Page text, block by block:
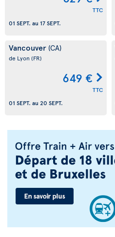
TTC
01 SEPT. au 17 SEPT.
Vancouver (CA)
de Lyon (FR)
649 €
TTC
01 SEPT. au 20 SEPT.